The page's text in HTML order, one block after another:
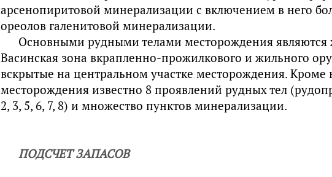
арсенопиритовой минерализации с включением в него
ореолов галенитовой минерализации.
Основными рудными телами месторождения являются
Васинская зона вкрапленно-прожилкового и жильного
вскрытые на центральном участке месторождения.
месторождения известно 8 проявлений рудных тел
2, 3, 5, 6, 7, 8) и множество пунктов минерализации.
ПОДСЧЕТ ЗАПАСОВ